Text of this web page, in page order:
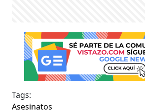
Tags:
Asesinatos